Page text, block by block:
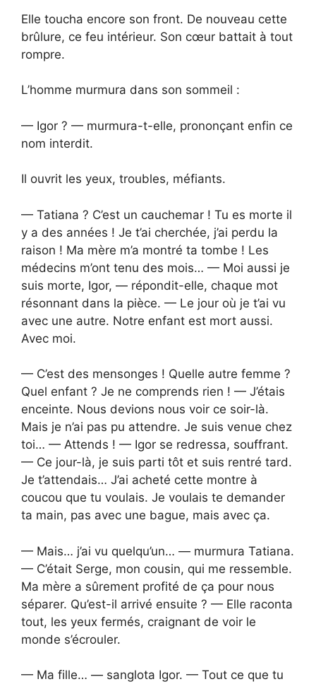
Elle toucha encore son front. De nouveau cette
brûlure, ce feu intérieur. Son cœur battait à tout
rompre.
L’homme murmura dans son sommeil :
— Igor ? — murmura-t-elle, prononçant enfin ce
nom interdit.
Il ouvrit les yeux, troubles, méfiants.
— Tatiana ? C’est un cauchemar ! Tu es morte il
y a des années ! Je t’ai cherchée, j’ai perdu la
raison ! Ma mère m’a montré ta tombe ! Les
médecins m’ont tenu des mois… — Moi aussi je
suis morte, Igor, — répondit-elle, chaque mot
résonnant dans la pièce. — Le jour où je t’ai vu
avec une autre. Notre enfant est mort aussi.
Avec moi.
— C’est des mensonges ! Quelle autre femme ?
Quel enfant ? Je ne comprends rien ! — J’étais
enceinte. Nous devions nous voir ce soir-là.
Mais je n’ai pas pu attendre. Je suis venue chez
toi… — Attends ! — Igor se redressa, souffrant.
— Ce jour-là, je suis parti tôt et suis rentré tard.
Je t’attendais… J’ai acheté cette montre à
coucou que tu voulais. Je voulais te demander
ta main, pas avec une bague, mais avec ça.
— Mais… j’ai vu quelqu’un… — murmura Tatiana.
— C’était Serge, mon cousin, qui me ressemble.
Ma mère a sûrement profité de ça pour nous
séparer. Qu’est-il arrivé ensuite ? — Elle raconta
tout, les yeux fermés, craignant de voir le
monde s’écrouler.
— Ma fille… — sanglota Igor. — Tout ce que tu